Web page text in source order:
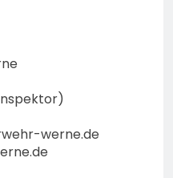
werne.de